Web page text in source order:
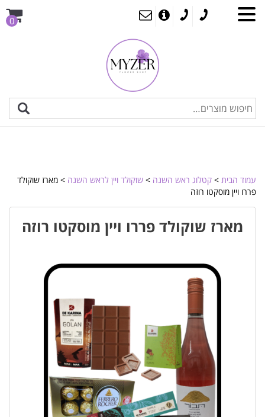
0
עמוד הבית > קטלוג ראש השנה > שוקולד ויין לראש השנה > מארז שוקולד
פררו ויין מוסקטו רוזה
מארז שוקולד פררו ויין מוסקטו רוזה